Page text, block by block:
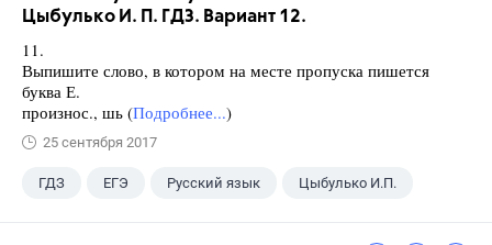
Цыбулько И. П. ГДЗ. Вариант 12.
11.
Выпишите слово, в котором на месте пропуска пишется
буква Е.
произнос., шь (Подробнее...)
25 сентября 2017
ГДЗ ЕГЭ Русский язык Цыбулько И.П.